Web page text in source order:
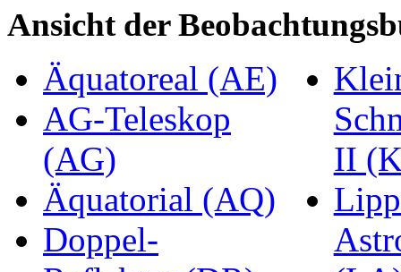
Ansicht der
Äquatoreal (AE)
AG-Teleskop
(AG)
Äquatorial (AQ)
Doppel-
II